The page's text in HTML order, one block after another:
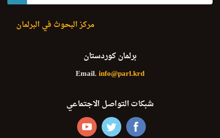
مركز البحوث في البرلمان
برلمان كوردستان
Email.info@parl.krd
شبكات التواصل الاجتماعي